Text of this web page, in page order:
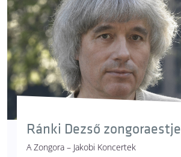
Ránki Dezső zongoraestje
A Zongora – Jakobi Koncertek